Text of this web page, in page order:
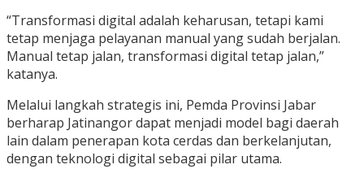
“Transformasi digital adalah keharusan, tetapi kami
tetap menjaga pelayanan manual yang sudah berjalan.
Manual tetap jalan, transformasi digital tetap jalan,”
katanya.
Melalui langkah strategis ini, Pemda Provinsi Jabar
berharap Jatinangor dapat menjadi model bagi daerah
lain dalam penerapan kota cerdas dan berkelanjutan,
dengan teknologi digital sebagai pilar utama.